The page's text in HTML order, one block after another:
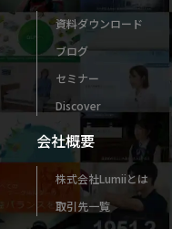
資料ダウンロード
ブログ
セミナー
Discover
会社概要
株式会社Lumiiとは
取引先一覧